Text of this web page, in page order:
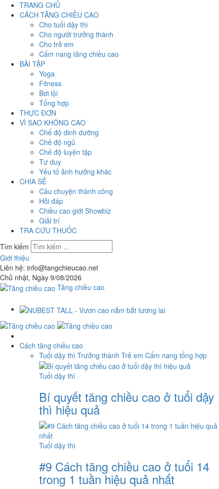
TRANG CHỦ
CÁCH TĂNG CHIỀU CAO
Cho tuổi dậy thì
Cho người trưởng thành
Cho trẻ em
Cẩm nang tăng chiều cao
BÀI TẬP
Yoga
Fitness
Bơi lội
Tổng hợp
THỰC ĐƠN
VÌ SAO KHÔNG CAO
Chế độ dinh dưỡng
Chế độ ngủ
Chế độ luyện tập
Tư duy
Yếu tố ảnh hưởng khác
CHIA SẺ
Câu chuyện thành công
Hỏi đáp
Chiều cao giới Showbiz
Giải trí
TRA CỨU THUỐC
Tìm kiếm
Giới thiệu
Liên hệ: info@tangchieucao.net
Chủ nhật, Ngày 9/08/2026
Tăng chiều cao
Cách tăng chiều cao
Tuổi dậy thì Trưởng thành Trẻ em Cẩm nang tổng hợp
Tuổi dậy thì
Bí quyết tăng chiều cao ở tuổi dậy
thì hiệu quả
Tuổi dậy thì
#9 Cách tăng chiều cao ở tuổi 14
trong 1 tuần hiệu quả nhất